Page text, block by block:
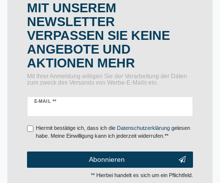
MIT UNSEREM
NEWSLETTER
VERPASSEN SIE KEINE
ANGEBOTE UND
AKTIONEN MEHR
Mit Ihrer Anmeldung willigen Sie der Verarbeitung der Daten
zum zweck des Versands von Werbe-E-Mails ein.
E-MAIL **
Newsletter
Hiermit bestätige ich, dass ich die Daten­schutz­erklärunggelesen
habe. Meine Einwilligung kann ich jederzeit widerrufen.**
Abonnieren
** Hierbei handelt es sich um ein Pflichtfeld.